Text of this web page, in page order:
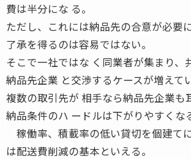
費は半分にな る。
ただし、これには納品先の合意が必要に
了承を得るのは容易ではない。
そこで一社ではな く同業者が集まり、
納品先企業 と交渉するケースが増えて
複数の取引先が 相手なら納品先企業も
納品条件のハ ードルは下がりやすくな
稼働率、積載率の低い貸切を個建て
は配送費削減の基本といえる。